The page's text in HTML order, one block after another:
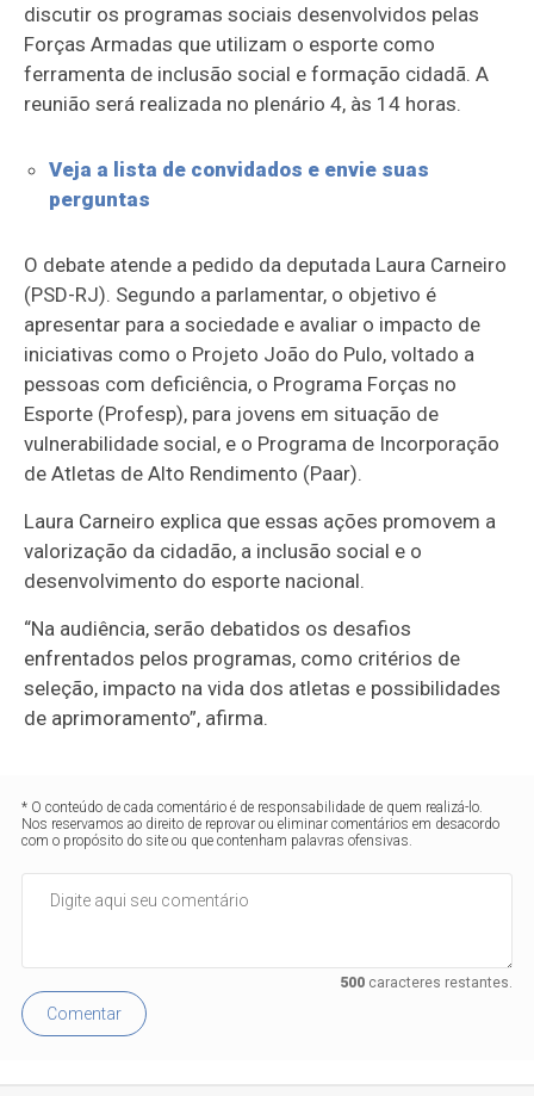
discutir os programas sociais desenvolvidos pelas
Forças Armadas que utilizam o esporte como
ferramenta de inclusão social e formação cidadã. A
reunião será realizada no plenário 4, às 14 horas.
Veja a lista de convidados e envie suas
perguntas
O debate atende a pedido da deputada Laura Carneiro
(PSD-RJ). Segundo a parlamentar, o objetivo é
apresentar para a sociedade e avaliar o impacto de
iniciativas como o Projeto João do Pulo, voltado a
pessoas com deficiência, o Programa Forças no
Esporte (Profesp), para jovens em situação de
vulnerabilidade social, e o Programa de Incorporação
de Atletas de Alto Rendimento (Paar).
Laura Carneiro explica que essas ações promovem a
valorização da cidadão, a inclusão social e o
desenvolvimento do esporte nacional.
“Na audiência, serão debatidos os desafios
enfrentados pelos programas, como critérios de
seleção, impacto na vida dos atletas e possibilidades
de aprimoramento”, afirma.
* O conteúdo de cada comentário é de responsabilidade de quem realizá-lo.
Nos reservamos ao direito de reprovar ou eliminar comentários em desacordo
com o propósito do site ou que contenham palavras ofensivas.
500caracteres restantes.
Comentar